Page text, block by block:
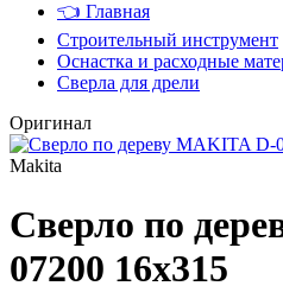
👈 Главная
Строительный инструмент
Оснастка и расходные
Сверла для дрели
Оригинал
Makita
Сверло по
07200 16x315